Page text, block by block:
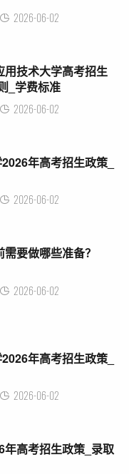
2026-06-02
用技术大学高考招生
_学费标准
2026-06-02
年高考招生政策_
2026-06-02
要做哪些准备？
2026-06-02
年高考招生政策_
2026-06-02
年高考招生政策_录取